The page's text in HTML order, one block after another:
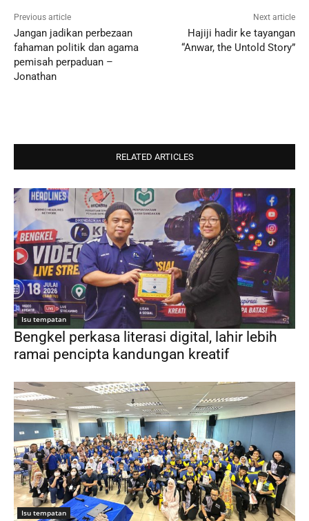
Previous article
Jangan jadikan perbezaan
fahaman politik dan agama
pemisah perpaduan –
Jonathan
Next article
Hajiji hadir ke tayangan
“Anwar, the Untold Story”
RELATED ARTICLES
Isu tempatan
Bengkel perkasa literasi digital, lahir lebih
ramai pencipta kandungan kreatif
Isu tempatan